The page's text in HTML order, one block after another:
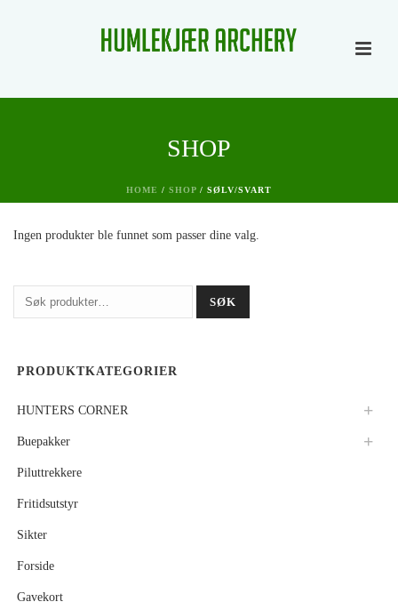
SHOP
HOME / SHOP / SØLV/SVART
Ingen produkter ble funnet som passer dine valg.
Søk
etter:
SØK
PRODUKTKATEGORIER
HUNTERS CORNER
Buepakker
Piluttrekkere
Fritidsutstyr
Sikter
Forside
Gavekort